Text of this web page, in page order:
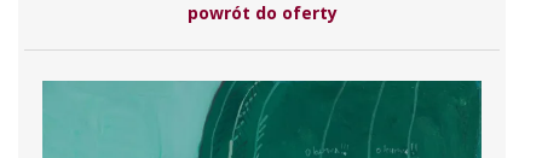
powrót do oferty